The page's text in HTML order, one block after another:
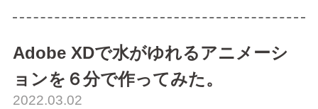
順を確認したい方は
第１回目へ。 ここか
らは、作成したWeb
サーバを利用して、
Adobe XDで水がゆれるアニメーシ
ョンを６分で作ってみた。
2022.03.02